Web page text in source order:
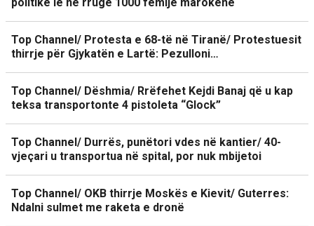
Top Channel/ Protesta e 68-të në Tiranë/ Protestuesit
thirrje për Gjykatën e Lartë: Pezulloni…
Top Channel/ Dëshmia/ Rrëfehet Kejdi Banaj që u kap
teksa transportonte 4 pistoleta “Glock”
Top Channel/ Durrës, punëtori vdes në kantier/ 40-
vjeçari u transportua në spital, por nuk mbijetoi
Top Channel/ OKB thirrje Moskës e Kievit/ Guterres:
Ndalni sulmet me raketa e dronë